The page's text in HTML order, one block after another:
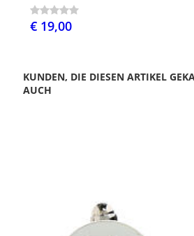
€ 19,00
KUNDEN, DIE DIESEN ARTIKEL
AUCH